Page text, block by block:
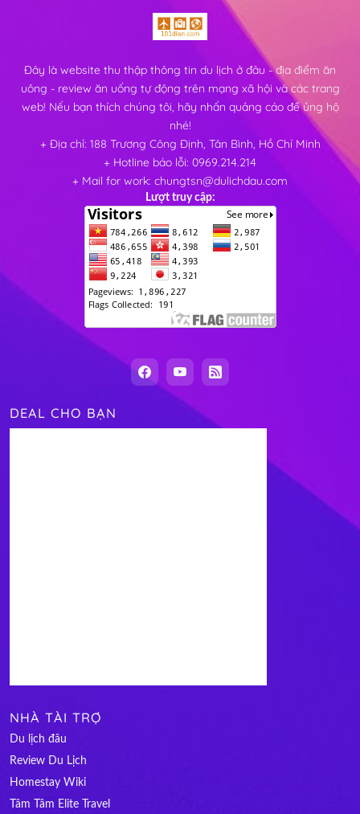
Đây là website thu thập thông tin du lịch ở đâu - địa điểm ăn
uông - review ăn uống tự động trên mạng xã hội và các trang
web! Nếu bạn thích chúng tôi, hãy nhấn quảng cáo để ủng hộ
nhé!
+ Địa chỉ: 188 Trương Công Định, Tân Bình, Hồ Chí Minh
+ Hotline báo lỗi: 0969.214.214
+ Mail for work: chungtsn@dulichdau.com
Lượt truy cập:
DEAL CHO BẠN
NHÀ TÀI TRỢ
Du lịch đâu
Review Du Lịch
Homestay Wiki
Tâm Tâm Elite Travel